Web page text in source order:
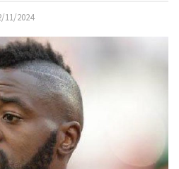
11/2024